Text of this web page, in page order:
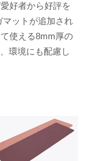
好者から好評を
ットが追加され
使える8mm厚の
環境にも配慮し